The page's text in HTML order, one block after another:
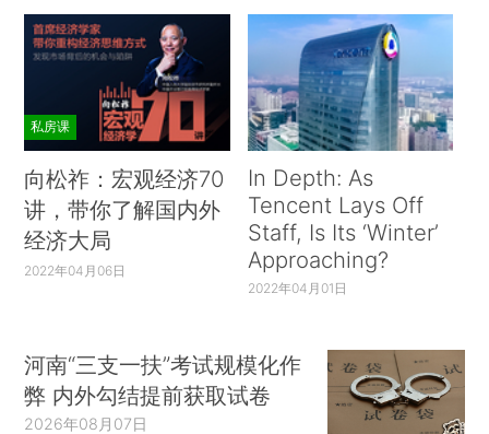
私房课
向松祚：宏观经济70
讲，带你了解国内外
经济大局
2022年04月06日
In Depth: As
Tencent Lays Off
Staff, Is Its ‘Winter’
Approaching?
2022年04月01日
河南“三支一扶”考试规模化作
弊 内外勾结提前获取试卷
2026年08月07日